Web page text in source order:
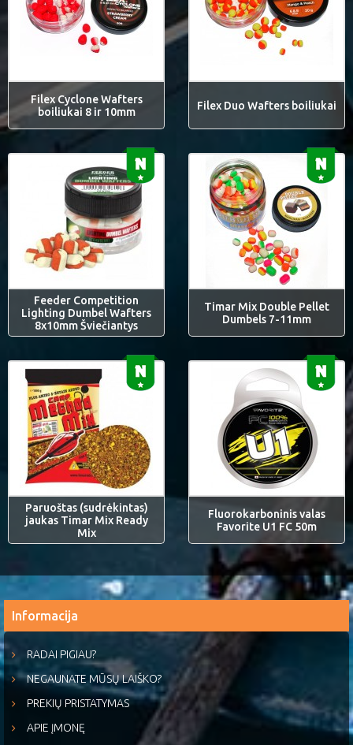
Filex Cyclone Wafters
boiliukai 8 ir 10mm
Filex Duo Wafters boiliukai
Feeder Competition
Lighting Dumbel Wafters
8x10mm Šviečiantys
Timar Mix Double Pellet
Dumbels 7-11mm
Paruoštas (sudrėkintas)
jaukas Timar Mix Ready
Mix
Fluorokarboninis valas
Favorite U1 FC 50m
Informacija
RADAI PIGIAU?
NEGAUNATE MŪSŲ LAIŠKO?
PREKIŲ PRISTATYMAS
APIE ĮMONĘ